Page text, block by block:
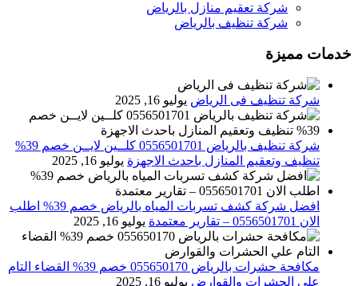
شركة تعقيم منازل بالرياض
شركة تنظيف بالرياض
خدمات مميزة
شركة تنظيف فى الرياض يوليو 16, 2025
شركة تنظيف بالرياض 0556501701 كلــين لايــن خصم 39%
تنظيف وتعقيم المنازل باحدث الاجهزة يوليو 16, 2025
افضل شركة كشف تسربات المياه بالرياض خصم 39% اطلب
الان 0556501701‬‏ – تقارير معتمدة
يوليو 16, 2025
مكافحة حشرات بالرياض 055650170 خصم 39% القضاء التام
علي الحشرات والقوارض يوليو 16, 2025